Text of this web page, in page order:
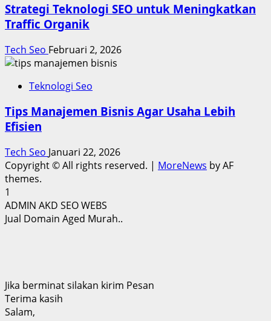
Strategi Teknologi SEO untuk Meningkatkan
Traffic Organik
Tech Seo Februari 2, 2026
Teknologi Seo
Tips Manajemen Bisnis Agar Usaha Lebih
Efisien
Tech Seo Januari 22, 2026
Copyright © All rights reserved. | MoreNews by AF
themes.
1
ADMIN AKD SEO WEBS
Jual Domain Aged Murah..
Jika berminat silakan kirim Pesan
Terima kasih
Salam,